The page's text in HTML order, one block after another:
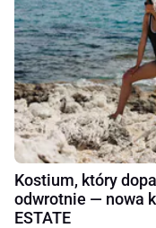
Kostium, który
odwrotnie — nowa
ESTATE